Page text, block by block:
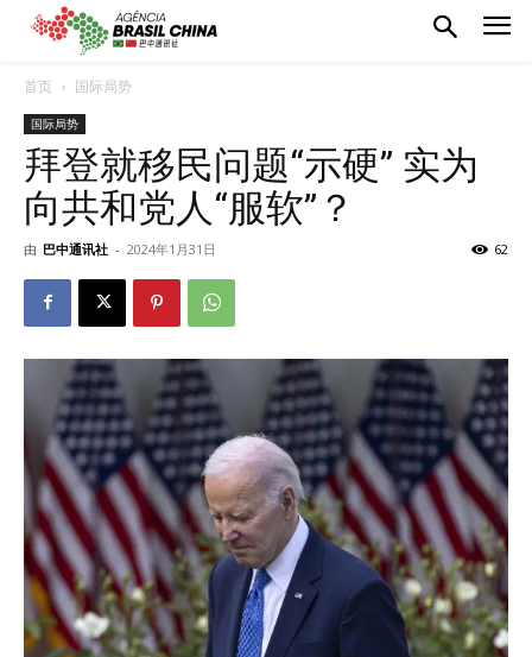
首页 国际局势
国际局势
拜登就移民问题“示硬” 实为
向共和党人“服软”？
由 巴中通讯社 - 2024年1月31日 62